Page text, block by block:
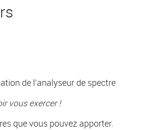
de l'analyseur de spectre
vous exercer !
que vous pouvez apporter.